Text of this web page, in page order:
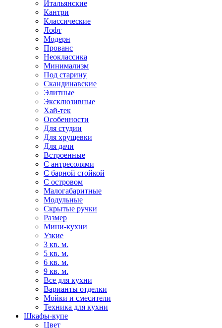
Итальянские
Кантри
Классические
Лофт
Модерн
Прованс
Неоклассика
Минимализм
Под старину
Скандинавские
Элитные
Эксклюзивные
Хай-тек
Особенности
Для студии
Для хрущевки
Для дачи
Встроенные
С антресолями
С барной стойкой
С островом
Малогабаритные
Модульные
Скрытые ручки
Размер
Мини-кухни
Узкие
3 кв. м.
5 кв. м.
6 кв. м.
9 кв. м.
Все для кухни
Варианты отделки
Мойки и смесители
Техника для кухни
Шкафы-купе
Цвет